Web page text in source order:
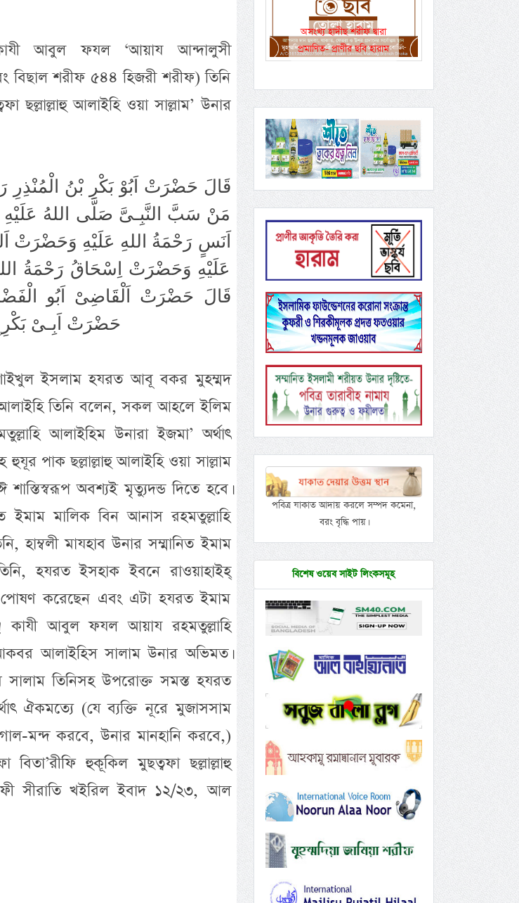
আবুল ফযল ‘আয়ায আন্দালুসী
বিছাল শরীফ ৫৪৪ হিজরী শরীফ) তিনি
ছল্লাল্লাহু আলাইহি ওয়া সাল্লাম’ উনার
قَالَ حَضْرَتْ اَبُوْ بَكْرِ بْنُ الْمُنْذِرِ
مَنْ سَبَّ النَّبِـىَّ صَلَّى اللهُ
اَنَسٍ رَحْمَةُ اللهِ عَلَيْهِ وَحَضْرَتْ
عَلَيْهِ وَحَضْرَتْ اِسْحَاقُ رَحْمَةُ
قَالَ حَضْرَتْ اَلْقَاضِىْ اَبُو
حَضْرَتْ اَبِـىْ بَكْرِ
ইসলাম হযরত আবূ বকর মুহম্মদ
আলাইহি তিনি বলেন, সকল আহলে ইলিম
আলাইহিম উনারা ইজমা’ অর্থাৎ
পাক ছল্লাল্লাহু আলাইহি ওয়া সাল্লাম
অবশ্যই মৃত্যুদন্ড দিতে হবে।
ইমাম মালিক বিন আনাস রহমতুল্লাহি
হাম্বলী মাযহাব উনার সম্মানিত ইমাম
হযরত ইসহাক ইবনে রাওয়াহাইহ্
পোষণ করেছেন এবং এটা হযরত ইমাম
কাযী আবুল ফযল আয়ায রহমতুল্লাহি
আলাইহিস সালাম উনার অভিমত।
সালাম তিনিসহ উপরোক্ত সমস্ত হযরত
ঐকমত্যে (যে ব্যক্তি নূরে মুজাসসাম
গাল-মন্দ করবে, উনার মানহানি করবে,)
হুকূকিল মুছত্বফা ছল্লাল্লাহু
সীরাতি খইরিল ইবাদ ১২/২৩, আল
একই রানওয়েতে সামরিক-
বেসামরিক ফ্লাইট!
পবিত্র যাকাত আদায় করলে সম্পদ কমেনা,
বরং বৃদ্ধি পায়।
বিশেষ ওয়েব সাইট লিংকসমূহ